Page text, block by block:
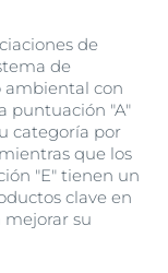
de
de
ambiental con
puntuación "A"
categoría por
que los
"E" tienen un
clave en
mejorar su